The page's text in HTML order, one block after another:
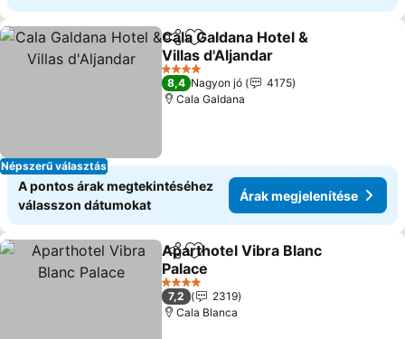
Népszerű választás
Megosztás
Hozzáadás a kedvencekhez
Cala Galdana Hotel &
Villas d'Aljandar
4 Kategória
8,4 Nagyon jó
4175
Cala Galdana
A pontos árak megtekintéséhez
válasszon dátumokat
Árak megjelenítése
Megosztás
Hozzáadás a kedvencekhez
Aparthotel Vibra Blanc
Palace
4 Kategória
7,2
2319
Cala Blanca